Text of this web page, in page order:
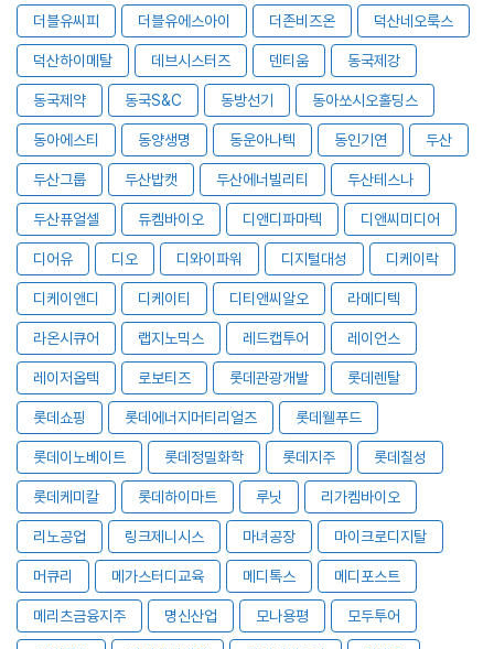
더블유씨피 더블유에스아이 더존비즈온 덕산네오룩스
덕산하이메탈 데브시스터즈 덴티움 동국제강
동국제약 동국S&C 동방선기 동아쏘시오홀딩스
동아에스티 동양생명 동운아나텍 동인기연 두산
두산그룹 두산밥캣 두산에너빌리티 두산테스나
두산퓨얼셀 듀켐바이오 디앤디파마텍 디앤씨미디어
디어유 디오 디와이파워 디지털대성 디케이락
디케이앤디 디케이티 디티앤씨알오 라메디텍
라온시큐어 랩지노믹스 레드캡투어 레이언스
레이저옵텍 로보티즈 롯데관광개발 롯데렌탈
롯데쇼핑 롯데에너지머티리얼즈 롯데웰푸드
롯데이노베이트 롯데정밀화학 롯데지주 롯데칠성
롯데케미칼 롯데하이마트 루닛 리가켐바이오
리노공업 링크제니시스 마녀공장 마이크로디지탈
머큐리 메가스터디교육 메디톡스 메디포스트
메리츠금융지주 명신산업 모나용평 모두투어